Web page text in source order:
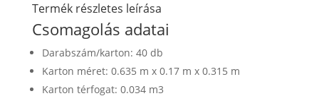
Termék részletes leírása
Csomagolás adatai
Darabszám/karton: 40 db
Karton méret: 0.635 m x 0.17 m x 0.315 m
Karton térfogat: 0.034 m3